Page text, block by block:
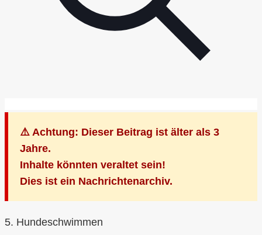
⚠️ Achtung: Dieser Beitrag ist älter als 3
Jahre.
Inhalte könnten veraltet sein!
Dies ist ein Nachrichtenarchiv.
5. Hundeschwimmen